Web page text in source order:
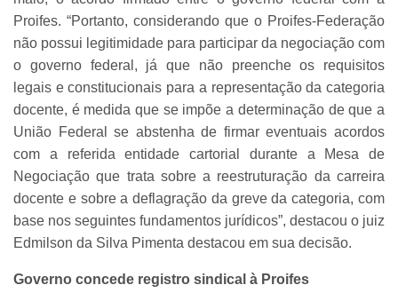
Proifes. “Portanto, considerando que o Proifes-Federação
não possui legitimidade para participar da negociação com
o governo federal, já que não preenche os requisitos
legais e constitucionais para a representação da categoria
docente, é medida que se impõe a determinação de que a
União Federal se abstenha de firmar eventuais acordos
com a referida entidade cartorial durante a Mesa de
Negociação que trata sobre a reestruturação da carreira
docente e sobre a deflagração da greve da categoria, com
base nos seguintes fundamentos jurídicos”, destacou o juiz
Edmilson da Silva Pimenta destacou em sua decisão.
Governo concede registro sindical à Proifes